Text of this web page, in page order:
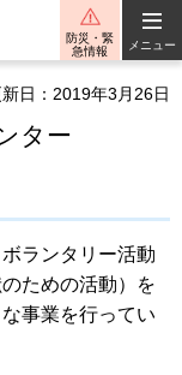
防災・緊
急情報
メニュー
日：2019年3月26日
ター
ランタリー活動
ための活動）を
事業を行ってい